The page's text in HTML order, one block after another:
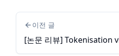
이전 글
[논문 리뷰] Tokenisation